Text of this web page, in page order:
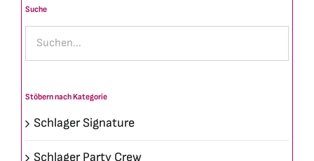
Suche
Stöbern nach Kategorie
Schlager Signature
Schlager Party Crew